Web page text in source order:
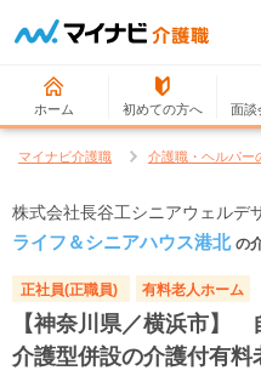
ホーム 初めての方へ 面談
マイナビ介護職 介護職・ヘルパー
株式会社長谷工シニアウェルデ
ライフ＆シニアハウス港北 の
正社員(正職員) 有料老人ホーム
【神奈川県／横浜市】
介護型併設の介護付有料